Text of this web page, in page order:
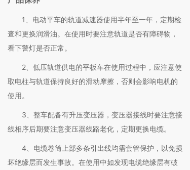
1、电动平车的轨道减速器使用半年至一年，定期检
查和更换润滑油。在使用时要注意轨道是否有障碍物，
看下警灯是否正常。
2、低压轨道供电的平板车在使用过程中，应注意使
取电柱与轨道保持良好的滑动摩擦，否则会影响电机的
使用。
3、整车配备有升压变压器，变压器接线时要注意接
线相序后期要注意变压器线路老化，定期更换电缆。
4、电缆卷筒上部多条引出线均需套管保护，以免损
坏绝缘层而发生事故。在使用中如发现电缆绝缘层有破